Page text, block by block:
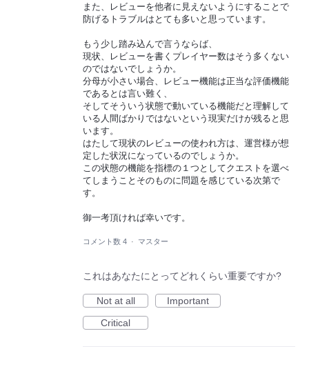
また、レビューを他者に見えないようにすることで
防げるトラブルはとても多いと思っています。
もう少し踏み込んで言うならば、
現状、レビューを書くプレイヤー数はそう多くない
のではないでしょうか。
分母が小さい場合、レビュー機能は正当な評価機能
であるとは言い難く、
そしてそういう状態で動いている機能だと理解して
いる人間ばかりではないという現実だけが残ると思
います。
はたして現状のレビューの使われ方は、運営様が想
定した状況になっているのでしょうか。
この状態の機能を指標の１つとしてクエストを選べ
てしまうことそのものに問題を感じている次第で
す。
御一考頂ければ幸いです。
コメント数 4 · マスター
これはあなたにとってどれくらい重要ですか?
Not at all
Important
Critical